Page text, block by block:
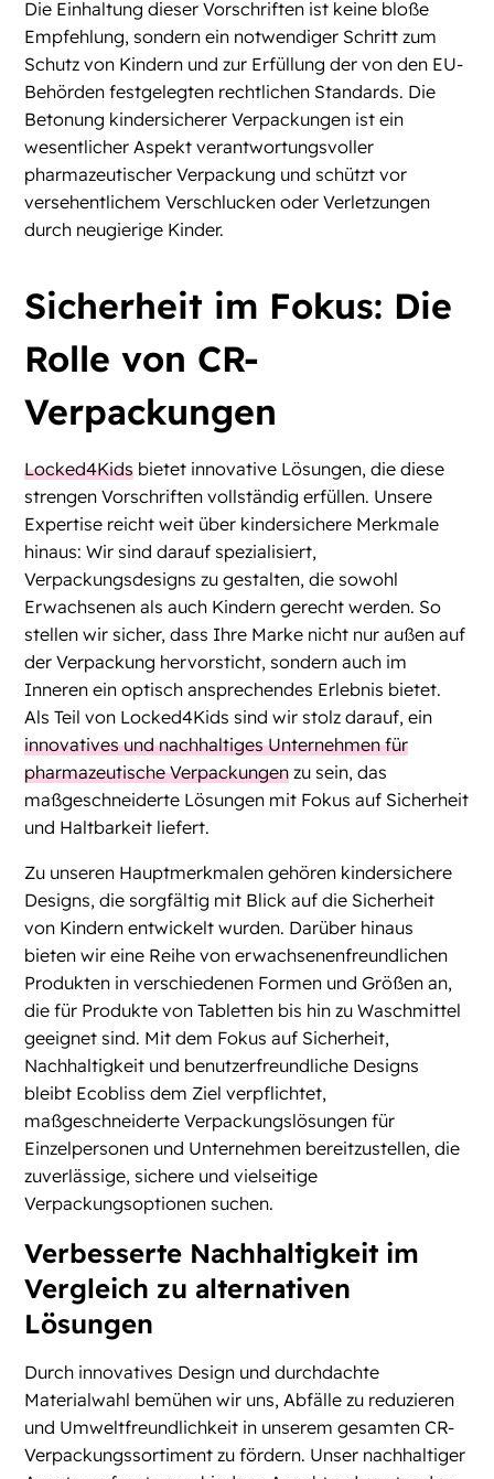
Die Einhaltung dieser Vorschriften ist keine bloße
Empfehlung, sondern ein notwendiger Schritt zum
Schutz von Kindern und zur Erfüllung der von den EU-
Behörden festgelegten rechtlichen Standards. Die
Betonung kindersicherer Verpackungen ist ein
wesentlicher Aspekt verantwortungsvoller
pharmazeutischer Verpackung und schützt vor
versehentlichem Verschlucken oder Verletzungen
durch neugierige Kinder.
Sicherheit im Fokus: Die
Rolle von CR-
Verpackungen
Locked4Kids bietet innovative Lösungen, die diese
strengen Vorschriften vollständig erfüllen. Unsere
Expertise reicht weit über kindersichere Merkmale
hinaus: Wir sind darauf spezialisiert,
Verpackungsdesigns zu gestalten, die sowohl
Erwachsenen als auch Kindern gerecht werden. So
stellen wir sicher, dass Ihre Marke nicht nur außen auf
der Verpackung hervorsticht, sondern auch im
Inneren ein optisch ansprechendes Erlebnis bietet.
Als Teil von Locked4Kids sind wir stolz darauf, ein
innovatives und nachhaltiges Unternehmen für
pharmazeutische Verpackungen zu sein, das
maßgeschneiderte Lösungen mit Fokus auf Sicherheit
und Haltbarkeit liefert.
Zu unseren Hauptmerkmalen gehören kindersichere
Designs, die sorgfältig mit Blick auf die Sicherheit
von Kindern entwickelt wurden. Darüber hinaus
bieten wir eine Reihe von erwachsenenfreundlichen
Produkten in verschiedenen Formen und Größen an,
die für Produkte von Tabletten bis hin zu Waschmittel
geeignet sind. Mit dem Fokus auf Sicherheit,
Nachhaltigkeit und benutzerfreundliche Designs
bleibt Ecobliss dem Ziel verpflichtet,
maßgeschneiderte Verpackungslösungen für
Einzelpersonen und Unternehmen bereitzustellen, die
zuverlässige, sichere und vielseitige
Verpackungsoptionen suchen.
Verbesserte Nachhaltigkeit im
Vergleich zu alternativen
Lösungen
Durch innovatives Design und durchdachte
Materialwahl bemühen wir uns, Abfälle zu reduzieren
und Umweltfreundlichkeit in unserem gesamten CR-
Verpackungssortiment zu fördern. Unser nachhaltiger